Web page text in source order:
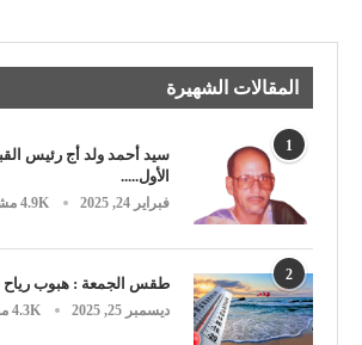
المقالات الشهيرة
1
سيد أحمد ولد أج رئيس
الأول.....
فبراير 24, 2025 4.9K مشاهدات
2 طقس الجمعة : هبوب رياح
ديسمبر 25, 2025 4.3K مشاهدات